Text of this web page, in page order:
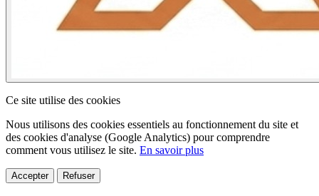
Ce site utilise des cookies
Nous utilisons des cookies essentiels au fonctionnement du site et
des cookies d'analyse (Google Analytics) pour comprendre
comment vous utilisez le site. En savoir plus
Accepter Refuser